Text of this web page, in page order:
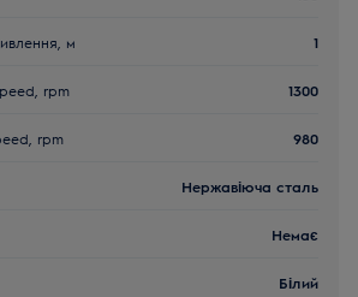
м 1
rpm 1300
rpm 980
Нержавіюча сталь
Немає
Білий